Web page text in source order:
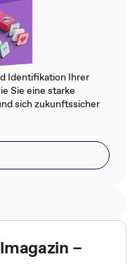
Identifikation Ihrer
Sie eine starke
sich zukunftssicher
–